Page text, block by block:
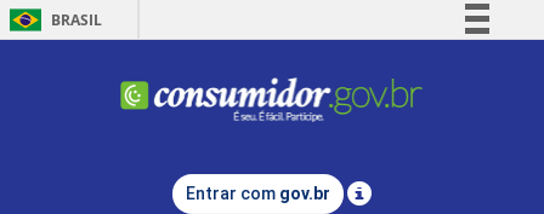
BRASIL
Comunica BR
Legislação
Entrar com gov.br